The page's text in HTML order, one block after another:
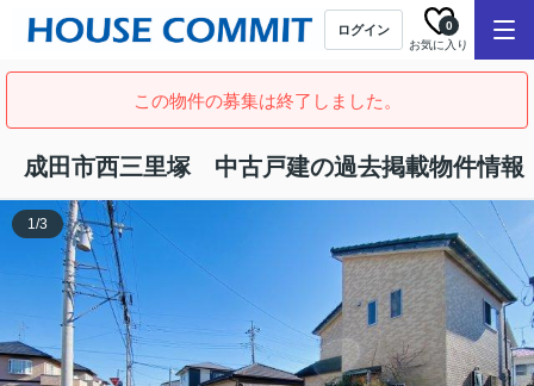
ログイン
お気に入り
0
この物件の募集は終了しました。
成田市西三里塚 中古戸建の過去掲載物件情報
1/3